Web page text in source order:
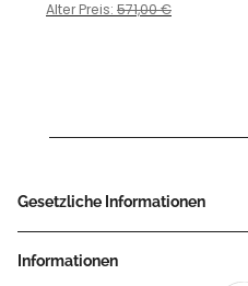
für HARLEY DAVIDSON -
Alter Preis: 571,00 €
Gesetzliche Informationen
Informationen